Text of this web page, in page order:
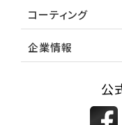
コーティング
企業情報
公